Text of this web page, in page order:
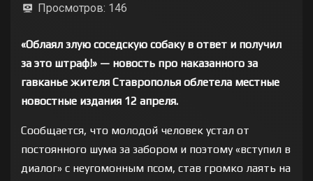
Просмотров: 146
«Облаял злую соседскую собаку в ответ и получил
за это штраф!» — новость про наказанного за
гавканье жителя Ставрополья облетела местные
новостные издания 12 апреля.
Сообщается, что молодой человек устал от
постоянного шума за забором и поэтому «вступил в
диалог» с неугомонным псом, став громко лаять на